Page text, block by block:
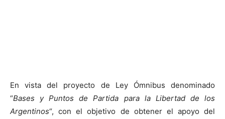
En vista del proyecto de Ley Ómnibus denominado
“Bases y Puntos de Partida para la Libertad de los
Argentinos“, con el objetivo de obtener el apoyo del